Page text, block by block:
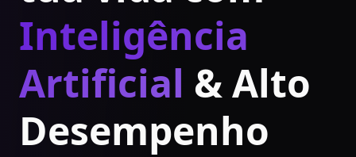
Inteligência
Artificial & Alto
Desempenho